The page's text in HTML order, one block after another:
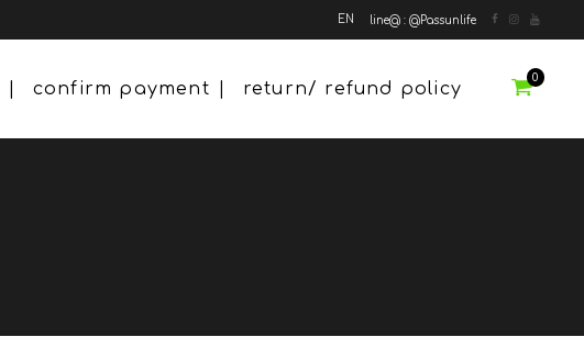
EN line@ : @Passunlife
0
confirm payment return/ refund policy